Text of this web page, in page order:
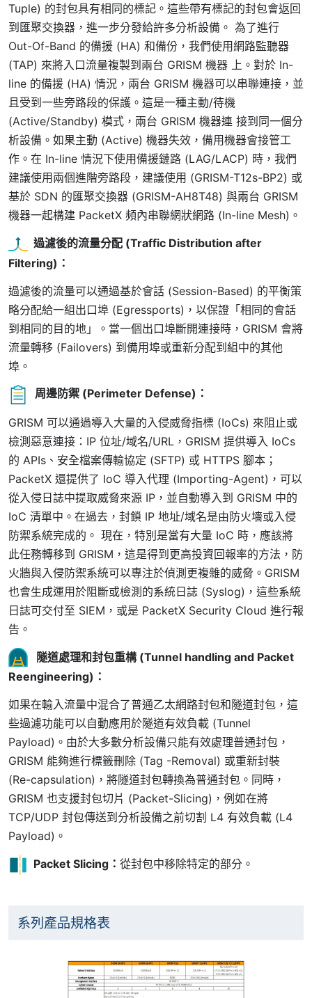
Tuple) 的封包具有相同的標記。這些帶有標記的封包會返回
到匯聚交換器，進一步分發給許多分析設備。 為了進行
Out-Of-Band 的備援 (HA) 和備份，我們使用網路監聽器
(TAP) 來將入口流量複製到兩台 GRISM 機器 上。對於 In-
line 的備援 (HA) 情況，兩台 GRISM 機器可以串聯連接，並
且受到一些旁路段的保護。這是一種主動/待機
(Active/Standby) 模式，兩台 GRISM 機器連 接到同一個分
析設備。如果主動 (Active) 機器失效，備用機器會接管工
作。在 In-line 情況下使用備援鏈路 (LAG/LACP) 時，我們
建議使用兩個進階旁路段，建議使用 (GRISM-T12s-BP2) 或
基於 SDN 的匯聚交換器 (GRISM-AH8T48) 與兩台 GRISM
機器一起構建 PacketX 頻內串聯網狀網路 (In-line Mesh)。
過濾後的流量分配 (Traffic Distribution after
Filtering) ：
過濾後的流量可以通過基於會話 (Session-Based) 的平衡策
略分配給一組出口埠 (Egressports)，以保證「相同的會話
到相同的目的地」。當一個出口埠斷開連接時，GRISM 會將
流量轉移 (Failovers) 到備用埠或重新分配到組中的其他
埠。
周邊防禦 (Perimeter Defense) ：
GRISM 可以通過導入大量的入侵威脅指標 (IoCs) 來阻止或
檢測惡意連接：IP 位址/域名/URL，GRISM 提供導入 IoCs
的 APIs、安全檔案傳輸協定 (SFTP) 或 HTTPS 腳本；
PacketX 還提供了 IoC 導入代理 (Importing-Agent)，可以
從入侵日誌中提取威脅來源 IP，並自動導入到 GRISM 中的
IoC 清單中。在過去，封鎖 IP 地址/域名是由防火墻或入侵
防禦系統完成的。 現在，特別是當有大量 IoC 時，應該將
此任務轉移到 GRISM，這是得到更高投資回報率的方法，防
火牆與入侵防禦系統可以專注於偵測更複雜的威脅。GRISM
也會生成運用於阻斷或檢測的系統日誌 (Syslog)，這些系統
日誌可交付至 SIEM，或是 PacketX Security Cloud 進行報
告。
隧道處理和封包重構 (Tunnel handling and Packet
Reengineering) ：
如果在輸入流量中混合了普通乙太網路封包和隧道封包，這
些過濾功能可以自動應用於隧道有效負載 (Tunnel
Payload)。由於大多數分析設備只能有效處理普通封包，
GRISM 能夠進行標籤刪除 (Tag -Removal) 或重新封裝
(Re-capsulation)，將隧道封包轉換為普通封包。同時，
GRISM 也支援封包切片 (Packet-Slicing)，例如在將
TCP/UDP 封包傳送到分析設備之前切割 L4 有效負載 (L4
Payload)。
Packet Slicing ： 從封包中移除特定的部分。
系列產品規格表